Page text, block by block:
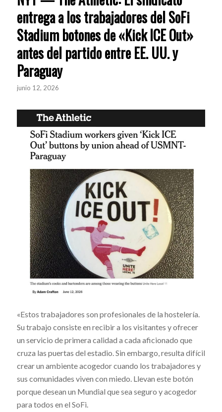
entrega a los trabajadores del SoFi
Stadium botones de «Kick ICE Out»
antes del partido entre EE. UU. y
Paraguay
junio 12, 2026
«Estos trabajadores son profesionales de la hostelería.
Su trabajo consiste en recibir a los visitantes y ofrecer
un servicio de primera calidad a cada aficionado que
cruza las puertas del estadio. Sin embargo, resulta difícil
crear un ambiente acogedor cuando los trabajadores y
sus comunidades viven con miedo. Llevan este botón
porque desean un Mundial que sea seguro y acogedor
para todos en el SoFi.